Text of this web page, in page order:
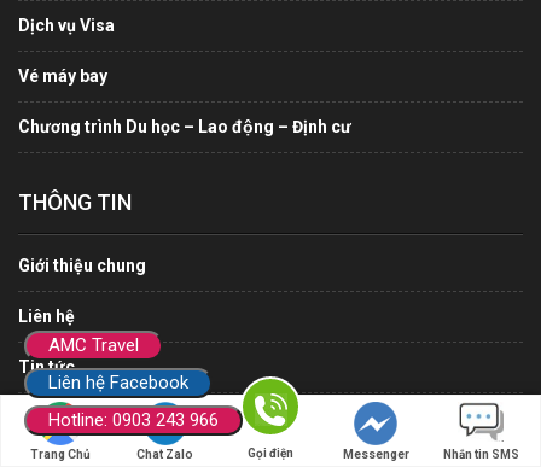
Trang Chủ Chat Zalo Gọi điện Messenger Nhắn tin SMS
Dịch vụ Visa
Vé máy bay
Chương trình Du học – Lao động – Định cư
THÔNG TIN
Giới thiệu chung
Liên hệ
Tin tức
Thoả thuận sử dụng
AMC Travel
Liên hệ Facebook
Hotline: 0903 243 966